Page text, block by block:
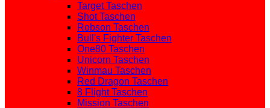
Target Taschen
Shot Taschen
Robson Taschen
Bull's Fighter Taschen
One80 Taschen
Unicorn Taschen
Winmau Taschen
Red Dragon Taschen
8 Flight Taschen
Mission Taschen